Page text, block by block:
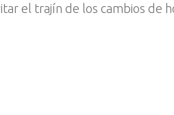
el trajín de los cambios de